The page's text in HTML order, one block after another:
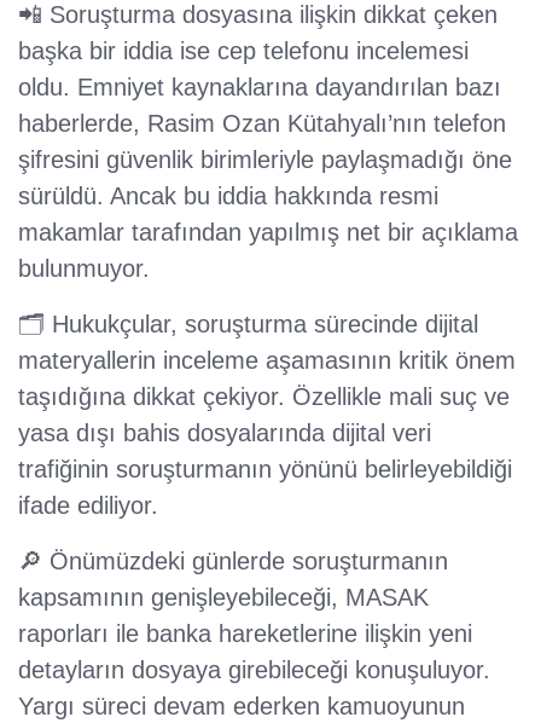
📲 Soruşturma dosyasına ilişkin dikkat çeken
başka bir iddia ise cep telefonu incelemesi
oldu. Emniyet kaynaklarına dayandırılan bazı
haberlerde, Rasim Ozan Kütahyalı’nın telefon
şifresini güvenlik birimleriyle paylaşmadığı öne
sürüldü. Ancak bu iddia hakkında resmi
makamlar tarafından yapılmış net bir açıklama
bulunmuyor.
🗂️ Hukukçular, soruşturma sürecinde dijital
materyallerin inceleme aşamasının kritik önem
taşıdığına dikkat çekiyor. Özellikle mali suç ve
yasa dışı bahis dosyalarında dijital veri
trafiğinin soruşturmanın yönünü belirleyebildiği
ifade ediliyor.
🔎 Önümüzdeki günlerde soruşturmanın
kapsamının genişleyebileceği, MASAK
raporları ile banka hareketlerine ilişkin yeni
detayların dosyaya girebileceği konuşuluyor.
Yargı süreci devam ederken kamuoyunun